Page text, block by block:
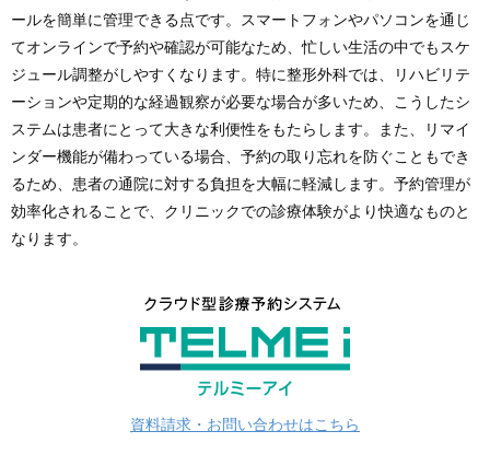
ールを簡単に管理できる点です。スマートフォンやパソコンを通じ
てオンラインで予約や確認が可能なため、忙しい生活の中でもスケ
ジュール調整がしやすくなります。特に整形外科では、リハビリテ
ーションや定期的な経過観察が必要な場合が多いため、こうしたシ
ステムは患者にとって大きな利便性をもたらします。また、リマイ
ンダー機能が備わっている場合、予約の取り忘れを防ぐこともでき
るため、患者の通院に対する負担を大幅に軽減します。予約管理が
効率化されることで、クリニックでの診療体験がより快適なものと
なります。
資料請求・お問い合わせはこちら